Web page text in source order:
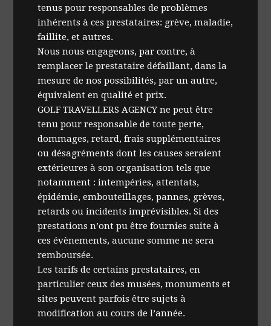
tenus pour responsables de problèmes
inhérents à ces prestataires: grève, maladie,
faillite, et autres.
Nous nous engageons, par contre, à
remplacer le prestataire défaillant, dans la
mesure de nos possibilités, par un autre,
équivalent en qualité et prix.
GOLF TRAVELLERS AGENCY ne peut être
tenu pour responsable de toute perte,
dommages, retard, frais supplémentaires
ou désagréments dont les causes seraient
extérieures à son organisation tels que
notamment : intempéries, attentats,
épidémie, embouteillages, pannes, grèves,
retards ou incidents imprévisibles. Si des
prestations n’ont pu être fournies suite à
ces évènements, aucune somme ne sera
remboursée.
Les tarifs de certains prestataires, en
particulier ceux des musées, monuments et
sites peuvent parfois être sujets à
modification au cours de l’année.